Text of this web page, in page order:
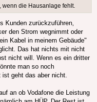
wenn die Hausanlage fehlt.
Kunden zurückzuführen,
den Strom wegnimmt oder
Kabel in meinem Gebäude"
Das hat nichts mit nicht
nicht will. Wenn es ein dritter
man so noch
ist geht das aber nicht.
an ob Vodafone die Leistung